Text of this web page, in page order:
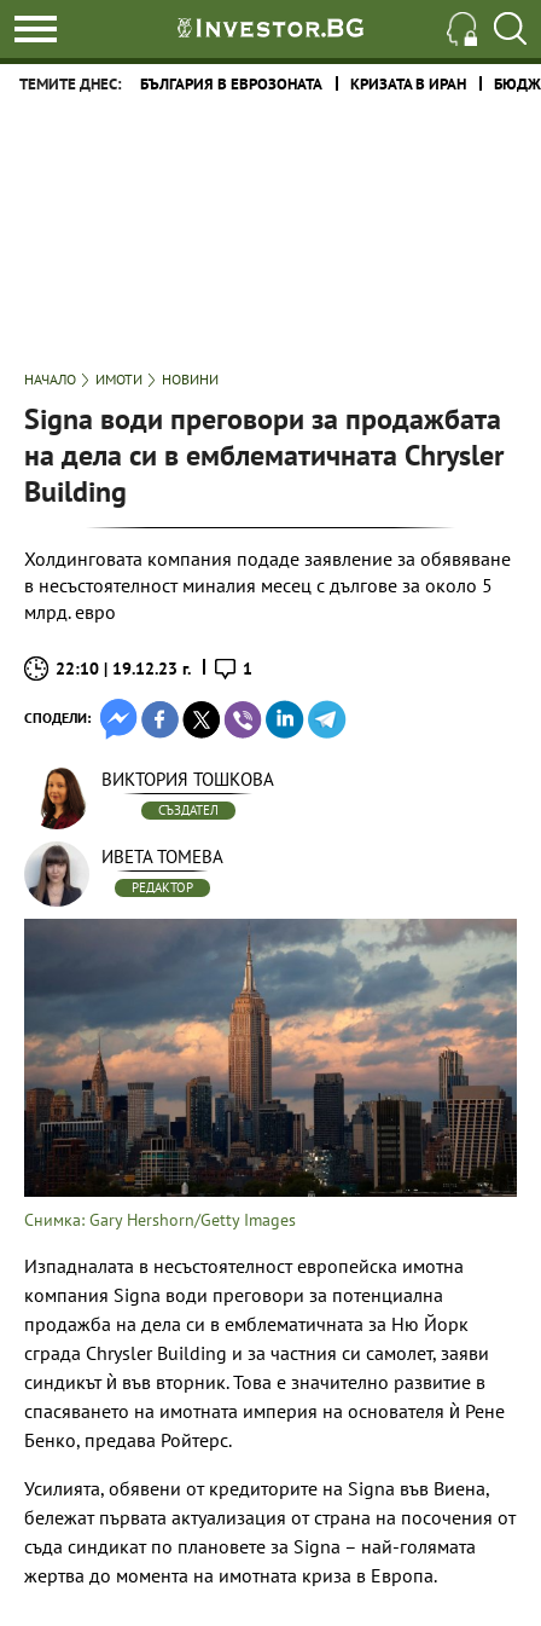
ТЕМИТЕ ДНЕС: БЪЛГАРИЯ В ЕВРОЗОНАТА КРИЗАТА В ИРАН
НАЧАЛО ИМОТИ НОВИНИ
Signa води преговори за продажбата
на дела си в емблематичната Chrysler
Building
Холдинговата компания подаде заявление за обявяване
в несъстоятелност миналия месец с дългове за около 5
млрд. евро
22:10 | 19.12.23 г. 1
СПОДЕЛИ:
ВИКТОРИЯ ТОШКОВА
СЪЗДАТЕЛ
ИВЕТА ТОМЕВА
РЕДАКТОР
Снимка: Gary Hershorn/Getty Images
Изпадналата в несъстоятелност европейска имотна
компания Signa води преговори за потенциална
продажба на дела си в емблематичната за Ню Йорк
сграда Chrysler Building и за частния си самолет, заяви
синдикът ѝ във вторник. Това е значително развитие в
спасяването на имотната империя на основателя ѝ Рене
Бенко, предава Ройтерс.
Усилията, обявени от кредиторите на Signa във Виена,
бележат първата актуализация от страна на посочения от
съда синдикат по плановете за Signa – най-голямата
жертва до момента на имотната криза в Европа.